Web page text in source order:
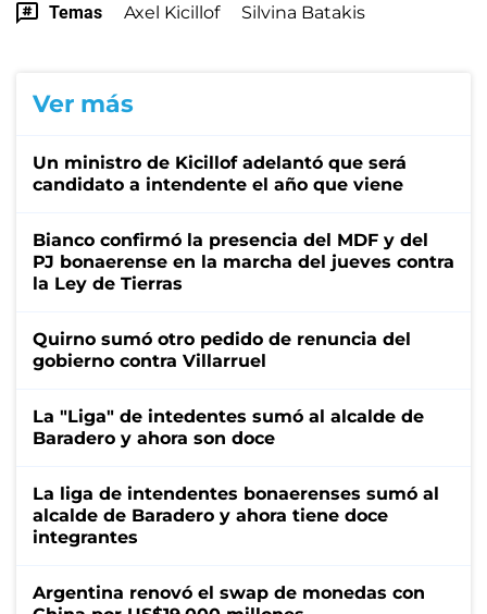
Temas Axel Kicillof Silvina Batakis
Ver más
Un ministro de Kicillof adelantó que será
candidato a intendente el año que viene
Bianco confirmó la presencia del MDF y del
PJ bonaerense en la marcha del jueves contra
la Ley de Tierras
Quirno sumó otro pedido de renuncia del
gobierno contra Villarruel
La "Liga" de intedentes sumó al alcalde de
Baradero y ahora son doce
La liga de intendentes bonaerenses sumó al
alcalde de Baradero y ahora tiene doce
integrantes
Argentina renovó el swap de monedas con